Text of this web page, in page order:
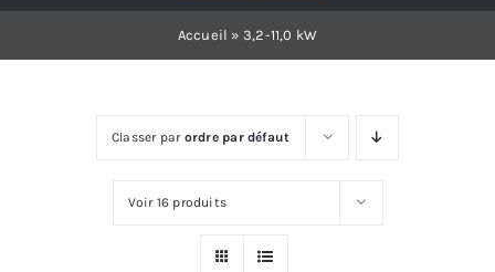
Accueil » 3,2-11,0 kW
Classer par ordre par défaut
Voir 16 produits